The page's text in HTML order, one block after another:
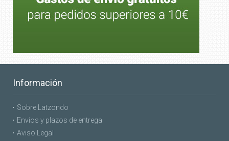
Información
Sobre Latzondo
Envíos y plazos de entrega
Aviso Legal